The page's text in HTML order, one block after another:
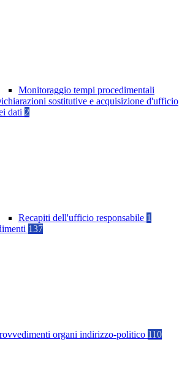
Monitoraggio tempi procedimentali
sostitutive e acquisizione d'ufficio
dati 2
Recapiti dell'ufficio responsabile 1
137
organi indirizzo-politico 110